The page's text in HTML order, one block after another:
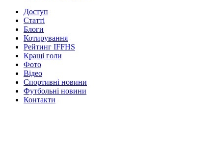
Доступ
Статті
Блоги
Котирування
Рейтинг IFFHS
Кращі голи
Фото
Відео
Спортивні новини
Футбольні новини
Контакти